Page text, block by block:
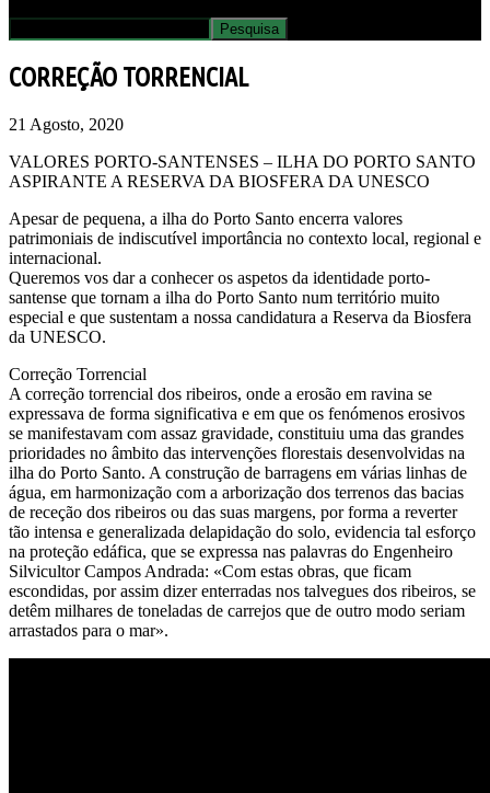
CORREÇÃO TORRENCIAL
21 Agosto, 2020
VALORES PORTO-SANTENSES – ILHA DO PORTO SANTO
ASPIRANTE A RESERVA DA BIOSFERA DA UNESCO
Apesar de pequena, a ilha do Porto Santo encerra valores
patrimoniais de indiscutível importância no contexto local, regional e
internacional.
Queremos vos dar a conhecer os aspetos da identidade porto-
santense que tornam a ilha do Porto Santo num território muito
especial e que sustentam a nossa candidatura a Reserva da Biosfera
da UNESCO.
Correção Torrencial
A correção torrencial dos ribeiros, onde a erosão em ravina se
expressava de forma significativa e em que os fenómenos erosivos
se manifestavam com assaz gravidade, constituiu uma das grandes
prioridades no âmbito das intervenções florestais desenvolvidas na
ilha do Porto Santo. A construção de barragens em várias linhas de
água, em harmonização com a arborização dos terrenos das bacias
de receção dos ribeiros ou das suas margens, por forma a reverter
tão intensa e generalizada delapidação do solo, evidencia tal esforço
na proteção edáfica, que se expressa nas palavras do Engenheiro
Silvicultor Campos Andrada: «Com estas obras, que ficam
escondidas, por assim dizer enterradas nos talvegues dos ribeiros, se
detêm milhares de toneladas de carrejos que de outro modo seriam
arrastados para o mar».